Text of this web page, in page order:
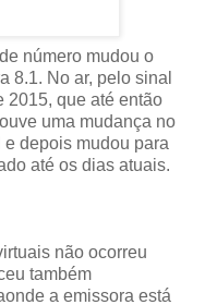
número mudou o
8.1. No ar, pelo sinal
2015, que até então
uma mudança no
depois mudou para
até os dias atuais.
não ocorreu
também
a emissora está